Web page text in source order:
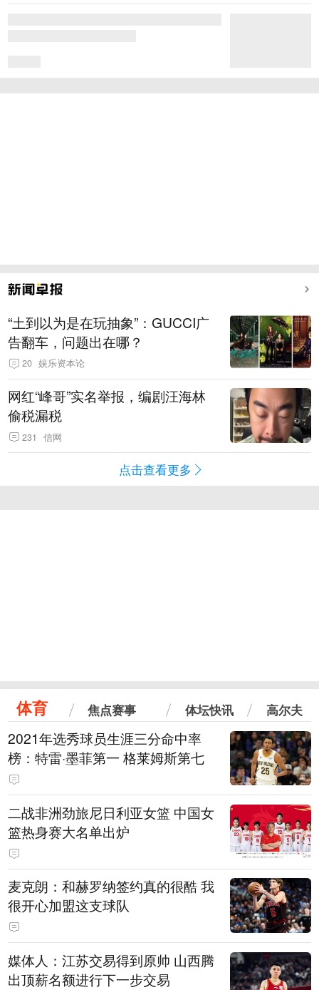
“土到以为是在玩抽象”：GUCCI广
告翻车，问题出在哪？
20 娱乐资本论
网红“峰哥”实名举报，编剧汪海林
偷税漏税
231 信网
点击查看更多
体育 焦点赛事 体坛快讯 高尔夫
2021年选秀球员生涯三分命中率
榜：特雷·墨菲第一 格莱姆斯第七
二战非洲劲旅尼日利亚女篮 中国女
篮热身赛大名单出炉
麦克朗：和赫罗纳签约真的很酷 我
很开心加盟这支球队
媒体人：江苏交易得到原帅 山西腾
出顶薪名额进行下一步交易